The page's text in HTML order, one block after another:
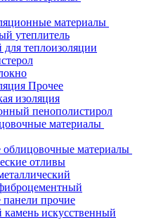
материалы
утеплитель
для теплоизоляции
Прочее
изоляция
пенополистирол
материалы
материалы
отливы
прочие
искусственный